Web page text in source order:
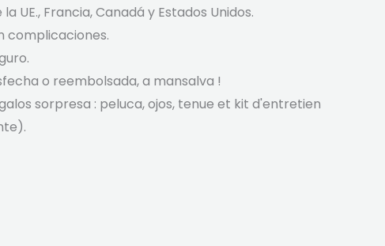
UE., Francia, Canadá y Estados Unidos.
complicaciones.
o reembolsada, a mansalva !
sorpresa : peluca, ojos, tenue et kit d'entretien